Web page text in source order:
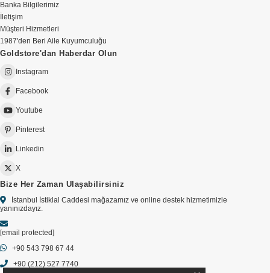
Banka Bilgilerimiz
İletişim
Müşteri Hizmetleri
1987'den Beri Aile Kuyumculuğu
Goldstore'dan Haberdar Olun
Instagram
Facebook
Youtube
Pinterest
Linkedin
X
Bize Her Zaman Ulaşabilirsiniz
İstanbul İstiklal Caddesi mağazamız ve online destek hizmetimizle
yanınızdayız.
[email protected]
+90 543 798 67 44
+90 (212) 527 7740